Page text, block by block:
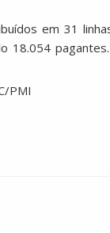
em 31
18.054 pagantes.
PMI